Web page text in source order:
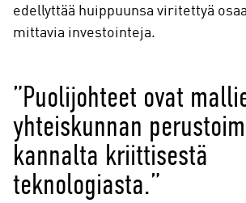
edellyttää huippuunsa viritettyä
mittavia investointeja.
”Puolijohteet ovat
yhteiskunnan
kannalta kriittisestä
teknologiasta.”